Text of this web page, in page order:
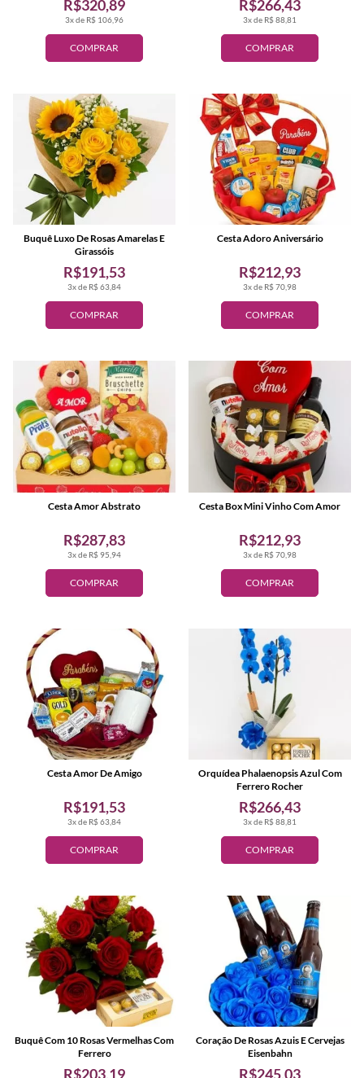
COMPRAR
3x de R$ 106,96
R$320,89
COMPRAR
3x de R$ 88,81
R$266,43
COMPRAR
3x de R$ 63,84
R$191,53
Buquê Luxo De Rosas Amarelas E
Girassóis
COMPRAR
3x de R$ 70,98
R$212,93
Cesta Adoro Aniversário
COMPRAR
3x de R$ 95,94
R$287,83
Cesta Amor Abstrato
COMPRAR
3x de R$ 70,98
R$212,93
Cesta Box Mini Vinho Com Amor
COMPRAR
3x de R$ 63,84
R$191,53
Cesta Amor De Amigo
COMPRAR
3x de R$ 88,81
R$266,43
Orquídea Phalaenopsis Azul Com
Ferrero Rocher
R$203,19
Buquê Com 10 Rosas Vermelhas Com
Ferrero
R$245,03
Coração De Rosas Azuis E Cervejas
Eisenbahn